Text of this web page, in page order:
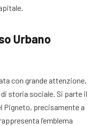
Urbano
con grande attenzione,
storia sociale. Si parte il
Pigneto, precisamente a
l’emblema